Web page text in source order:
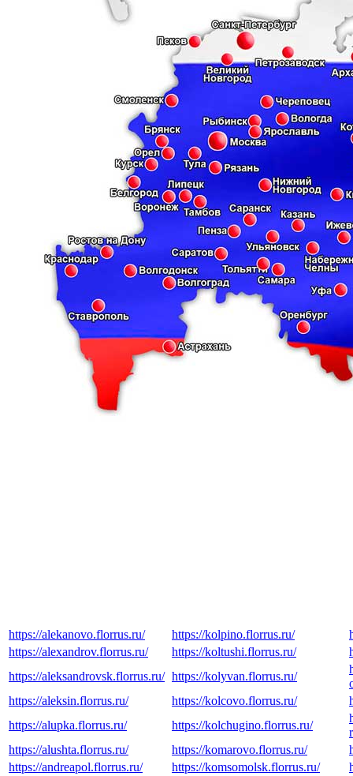
https://alekanovo.florrus.ru/ https://kolpino.florrus.ru/
https://alexandrov.florrus.ru/
https://koltushi.florrus.ru/
https://aleksandrovsk.florrus.ru/ https://kolyvan.florrus.ru/
https://aleksin.florrus.ru/
https://kolcovo.florrus.ru/
https://alupka.florrus.ru/
https://kolchugino.florrus.ru/
https://alushta.florrus.ru/
https://komarovo.florrus.ru/
https://andreapol.florrus.ru/
https://komsomolsk.florrus.ru/